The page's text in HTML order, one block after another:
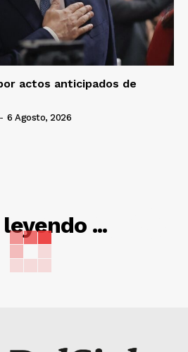
actos anticipados de
- 6 Agosto, 2026
...